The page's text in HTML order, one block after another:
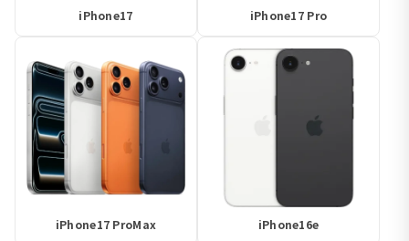
iPhone17 iPhone17 Pro
iPhone17 ProMax iPhone16e